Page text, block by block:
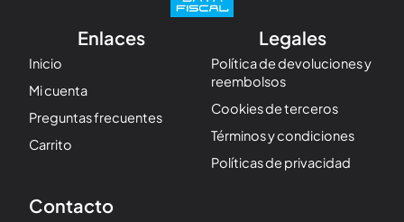
Enlaces
Inicio
Mi cuenta
Preguntas frecuentes
Carrito
Legales
Política de devoluciones y
reembolsos
Cookies de terceros
Términos y condiciones
Políticas de privacidad
Contacto